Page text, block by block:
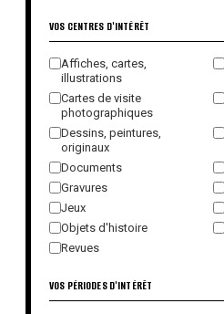
VOS CENTRES D'INTÉRÊT
Affiches, cartes,
illustrations
Cartes de visite
photographiques
Dessins, peintures,
originaux
Documents
Gravures
Jeux
Objets d'histoire
Revues
VOS PÉRIODES D'INTÉRÊT